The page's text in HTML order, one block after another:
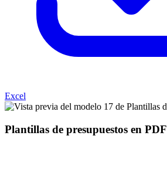
Excel
Plantillas de presupuestos en PDF